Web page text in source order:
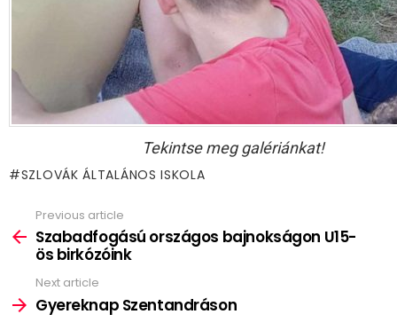
Tekintse meg galériánkat!
SZLOVÁK ÁLTALÁNOS ISKOLA
more
Previous article
Szabadfogású országos bajnokságon U15-
ös birkózóink
Next article
Gyereknap Szentandráson